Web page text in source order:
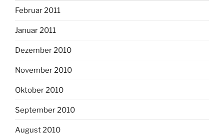
Februar 2011
Januar 2011
Dezember 2010
November 2010
Oktober 2010
September 2010
August 2010